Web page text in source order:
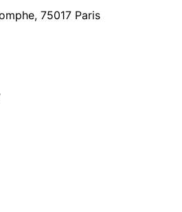
75017 Paris